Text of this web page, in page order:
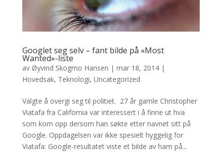
Googlet seg selv – fant bilde på «Most
Wanted»-liste
av Øyvind Skogmo Hansen | mar 18, 2014|
Hovedsak, Teknologi, Uncategorized
Valgte å overgi seg til politiet. 27 år gamle Christopher
Viatafa fra California var interessert i å finne ut hva
som kom opp dersom han søkte etter navnet sitt på
Google. Oppdagelsen var ikke spesielt hyggelig for
Viatafa: Google-resultatet viste et bilde av ham på...